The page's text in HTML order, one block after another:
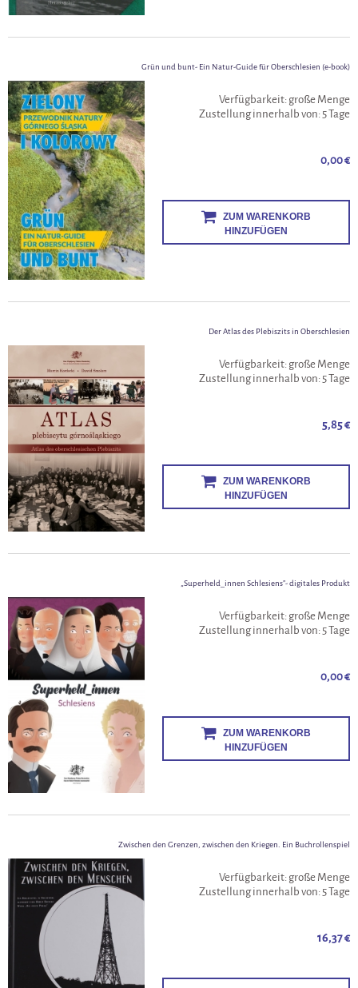
Grün und bunt- Ein Natur-Guide für Oberschlesien (e-book)
Verfügbarkeit:große Menge
Zustellung innerhalb von:5 Tage
0,00 €
ZUM WARENKORB
HINZUFÜGEN
Der Atlas des Plebiszits in Oberschlesien
Verfügbarkeit:große Menge
Zustellung innerhalb von:5 Tage
5,85 €
ZUM WARENKORB
HINZUFÜGEN
„Superheld_innen Schlesiens”- digitales Produkt
Verfügbarkeit:große Menge
Zustellung innerhalb von:5 Tage
0,00 €
ZUM WARENKORB
HINZUFÜGEN
Zwischen den Grenzen, zwischen den Kriegen. Ein Buchrollenspiel
Verfügbarkeit:große Menge
Zustellung innerhalb von:5 Tage
16,37 €